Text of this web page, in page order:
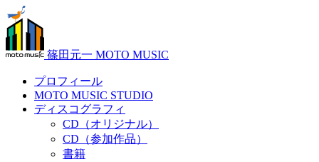
篠田元一 MOTO MUSIC
プロフィール
MOTO MUSIC STUDIO
ディスコグラフィ
CD（オリジナル）
CD（参加作品）
書籍